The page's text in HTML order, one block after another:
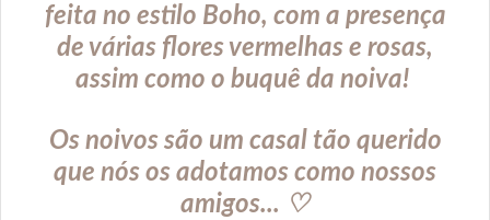
feita no estilo Boho, com a presença
de várias flores vermelhas e rosas,
assim como o buquê da noiva!
Os noivos são um casal tão querido
que nós os adotamos como nossos
amigos... ♡